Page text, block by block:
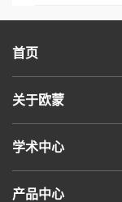
首页
关于欧蒙
学术中心
产品中心